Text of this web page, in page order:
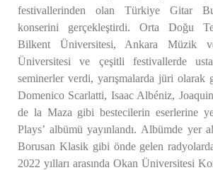
festivallerinden olan Türkiye Gitar
konserini gerçekleştirdi. Orta Doğu
Bilkent Üniversitesi, Ankara Müzik
Üniversitesi ve çeşitli festivallerde
seminerler verdi, yarışmalarda jüri olarak
Domenico Scarlatti, Isaac Albéniz,
de la Maza gibi bestecilerin eserlerine
Plays’ albümü yayınlandı. Albümde yer
Borusan Klasik gibi önde gelen
2022 yılları arasında Okan Üniversitesi